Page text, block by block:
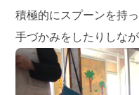
積極的にスプーンを持っ
手づかみをしたりしな